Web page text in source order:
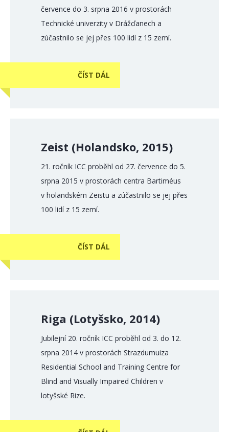
července do 3. srpna 2016 v prostorách
Technické univerzity v Drážďanech a
zúčastnilo se jej přes 100 lidí z 15 zemí.
ČÍST DÁL
Zeist (Holandsko, 2015)
21. ročník ICC proběhl od 27. července do 5.
srpna 2015 v prostorách centra Bartiméus
v holandském Zeistu a zúčastnilo se jej přes
100 lidí z 15 zemí.
ČÍST DÁL
Riga (Lotyšsko, 2014)
Jubilejní 20. ročník ICC proběhl od 3. do 12.
srpna 2014 v prostorách Strazdumuiza
Residential School and Training Centre for
Blind and Visually Impaired Children v
lotyšské Rize.